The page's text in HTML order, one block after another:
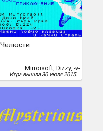
Челюсти
Mirrorsoft, Dizzy, -v-
Игра вышла 30 июля 2015.